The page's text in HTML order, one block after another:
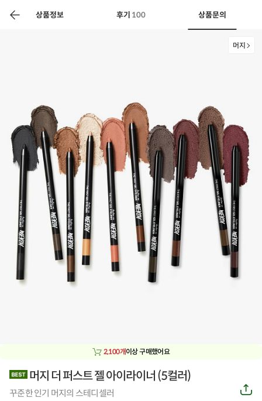
상품정보 후기 100 상품문의
농축산물할인 찬들마루 주문/배송 고객센터
머지
2,100개이상 구매했어요
머지 더 퍼스트 젤 아이라이너 (5컬러)
꾸준한 인기 머지의 스테디셀러 공
유